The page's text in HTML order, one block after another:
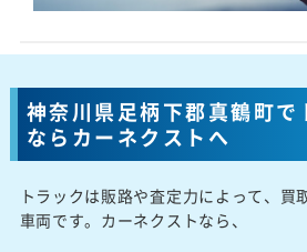
神奈川県足柄下郡真鶴町で
ならカーネクストへ
トラックは販路や査定力によって、買
車両です。カーネクストなら、